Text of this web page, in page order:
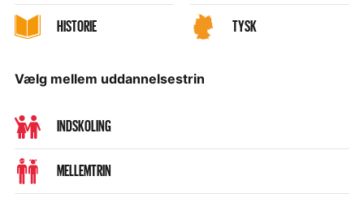
HISTORIE TYSK
Vælg mellem uddannelsestrin
INDSKOLING
MELLEMTRIN